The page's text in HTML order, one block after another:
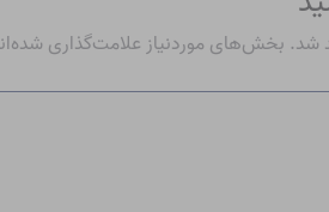
شد. بخش‌های موردنیاز علامت‌گذاری